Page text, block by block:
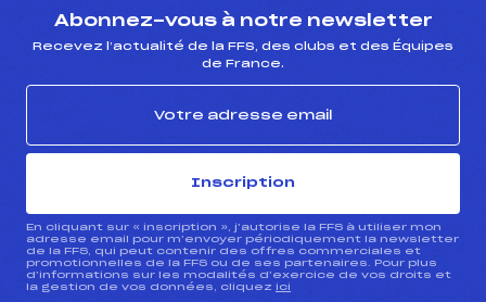
Abonnez-vous à notre newsletter
Recevez l’actualité de la FFS, des clubs et des Équipes
de France.
Inscription
En cliquant sur « inscription », j’autorise la FFS à utiliser mon
adresse email pour m’envoyer périodiquement la newsletter
de la FFS, qui peut contenir des offres commerciales et
promotionnelles de la FFS ou de ses partenaires. Pour plus
d’informations sur les modalités d’exercice de vos droits et
la gestion de vos données, cliquez ici